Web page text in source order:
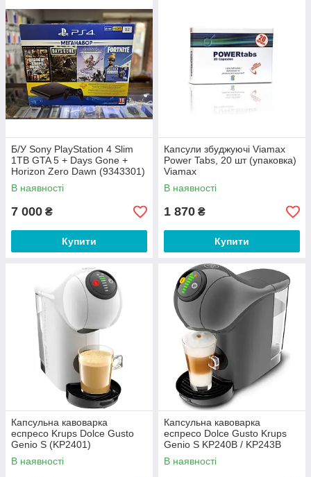
Б/У Sony PlayStation 4 Slim
1TB GTA 5 + Days Gone +
Horizon Zero Dawn (9343301)
В наявності
7 000 ₴
Купити
Капсули збуджуючі Viamax
Power Tabs, 20 шт (упаковка)
Viamax
В наявності
1 870 ₴
Купити
Капсульна кавоварка
еспресо Krups Dolce Gusto
Genio S (KP2401)
В наявності
Капсульна кавоварка
еспресо Dolce Gusto Krups
Genio S KP240B / KP243B
В наявності